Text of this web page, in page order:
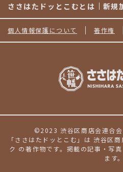
ささはたドッとこむとは
新規
個人情報保護について 著作権
©2023 渋谷区商店会連合
「ささはたドッとこむ」は 渋谷区
ク の著作物です。掲載の記事・写
ます。